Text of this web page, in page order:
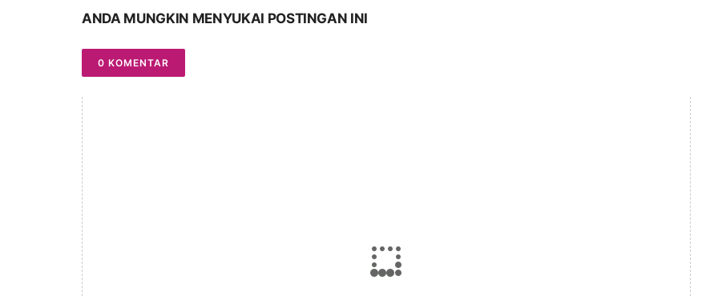
ANDA MUNGKIN MENYUKAI POSTINGAN INI
0 KOMENTAR